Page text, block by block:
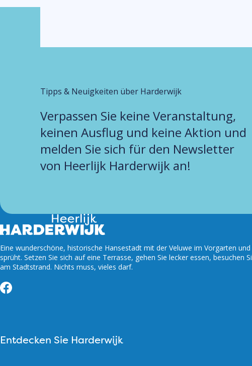
Tipps & Neuigkeiten über Harderwijk
Verpassen Sie keine Veranstaltung,
keinen Ausflug und keine Aktion und
melden Sie sich für den Newsletter
von Heerlijk Harderwijk an!
Eine wunderschöne, historische Hansestadt mit der Veluwe im Vorgarten
sprüht. Setzen Sie sich auf eine Terrasse, gehen Sie lecker essen,
am Stadtstrand. Nichts muss, vieles darf.
Facebook
Entdecken Sie Harderwijk